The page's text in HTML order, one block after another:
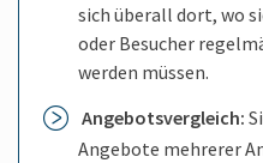
sich überall dort, wo
oder Besucher
werden müssen.
Angebotsvergleich:
Angebote mehrerer